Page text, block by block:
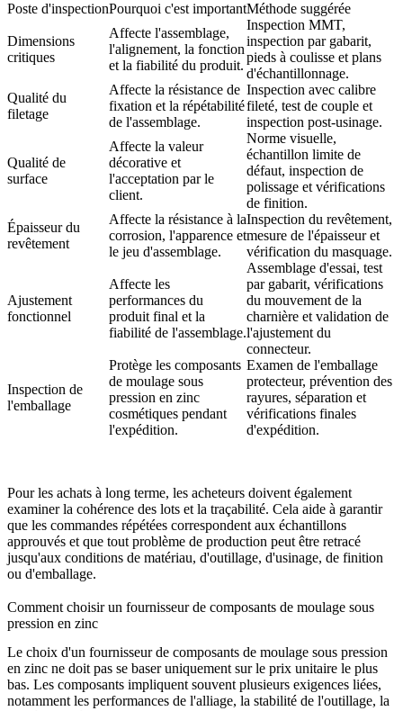
Poste d'inspectionPourquoi c'est importantMéthode suggérée
Dimensions
critiques
Affecte l'assemblage,
l'alignement, la fonction
et la fiabilité du produit.
Inspection MMT,
inspection par gabarit,
pieds à coulisse et plans
d'échantillonnage.
Qualité du
filetage
Affecte la résistance de
fixation et la répétabilité
de l'assemblage.
Inspection avec calibre
fileté, test de couple et
inspection post-usinage.
Qualité de
surface
Affecte la valeur
décorative et
l'acceptation par le
client.
Norme visuelle,
échantillon limite de
défaut, inspection de
polissage et vérifications
de finition.
Épaisseur du
revêtement
Affecte la résistance à la
corrosion, l'apparence et
le jeu d'assemblage.
Inspection du revêtement,
mesure de l'épaisseur et
vérification du masquage.
Ajustement
fonctionnel
Affecte les
performances du
produit final et la
fiabilité de l'assemblage.
Assemblage d'essai, test
par gabarit, vérifications
du mouvement de la
charnière et validation de
l'ajustement du
connecteur.
Inspection de
l'emballage
Protège les composants
de moulage sous
pression en zinc
cosmétiques pendant
l'expédition.
Examen de l'emballage
protecteur, prévention des
rayures, séparation et
vérifications finales
d'expédition.
Pour les achats à long terme, les acheteurs doivent également
examiner la cohérence des lots et la traçabilité. Cela aide à garantir
que les commandes répétées correspondent aux échantillons
approuvés et que tout problème de production peut être retracé
jusqu'aux conditions de matériau, d'outillage, d'usinage, de finition
ou d'emballage.
Comment choisir un fournisseur de composants de moulage sous
pression en zinc
Le choix d'un fournisseur de composants de moulage sous pression
en zinc ne doit pas se baser uniquement sur le prix unitaire le plus
bas. Les composants impliquent souvent plusieurs exigences liées,
notamment les performances de l'alliage, la stabilité de l'outillage, la